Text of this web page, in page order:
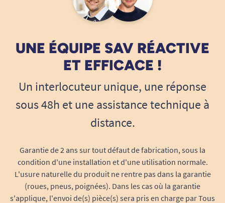
UNE ÉQUIPE SAV RÉACTIVE
ET EFFICACE !
Un interlocuteur unique, une réponse
sous 48h et une assistance technique à
distance.
Garantie de 2 ans sur tout défaut de fabrication, sous la
condition d'une installation et d'une utilisation normale.
L'usure naturelle du produit ne rentre pas dans la garantie
(roues, pneus, poignées). Dans les cas où la garantie
s'applique, l'envoi de(s) pièce(s) sera pris en charge par Tous